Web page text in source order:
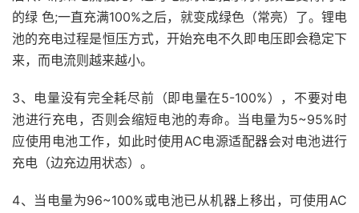
的绿 色;一直充满100%之后，就变成绿色（常亮）了。锂电
池的充电过程是恒压方式，开始充电不久即电压即会稳定下
来，而电流则越来越小。
3、电量没有完全耗尽前（即电量在5-100%），不要对电
池进行充电，否则会缩短电池的寿命。当电量为5~95%时
应使用电池工作，如此时使用AC电源适配器会对电池进行
充电（边充边用状态）。
4、当电量为96~100%或电池已从机器上移出，可使用AC